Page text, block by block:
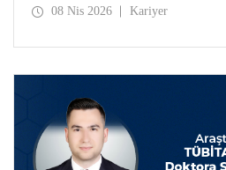
Programı başvuruları için son gün
08 Nis 2026 Kariyer